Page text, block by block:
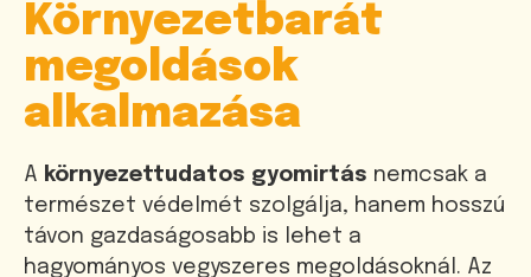
Környezetbarát
megoldások
alkalmazása
A környezettudatos gyomirtás nemcsak a
természet védelmét szolgálja, hanem hosszú
távon gazdaságosabb is lehet a
hagyományos vegyszeres megoldásoknál. Az